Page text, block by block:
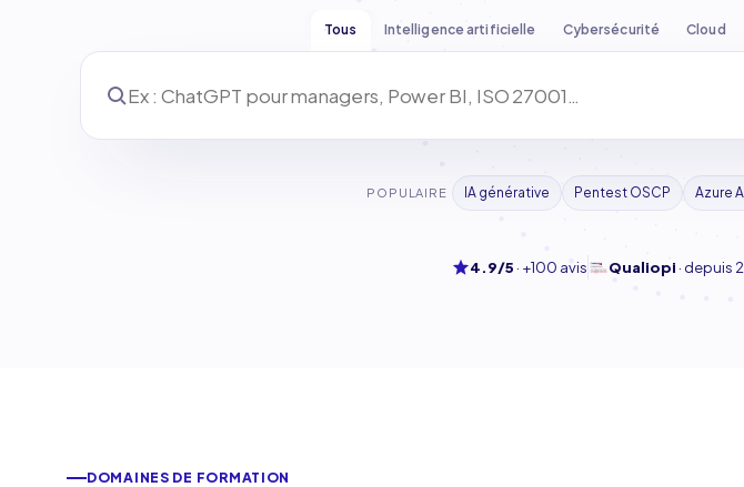
Tous Intelligence artificielle Cybersécurité Cloud
POPULAIRE IA générative Pentest OSCP Azure
4.9/5· +100 avis Qualiopi· depuis
DOMAINES DE FORMATION